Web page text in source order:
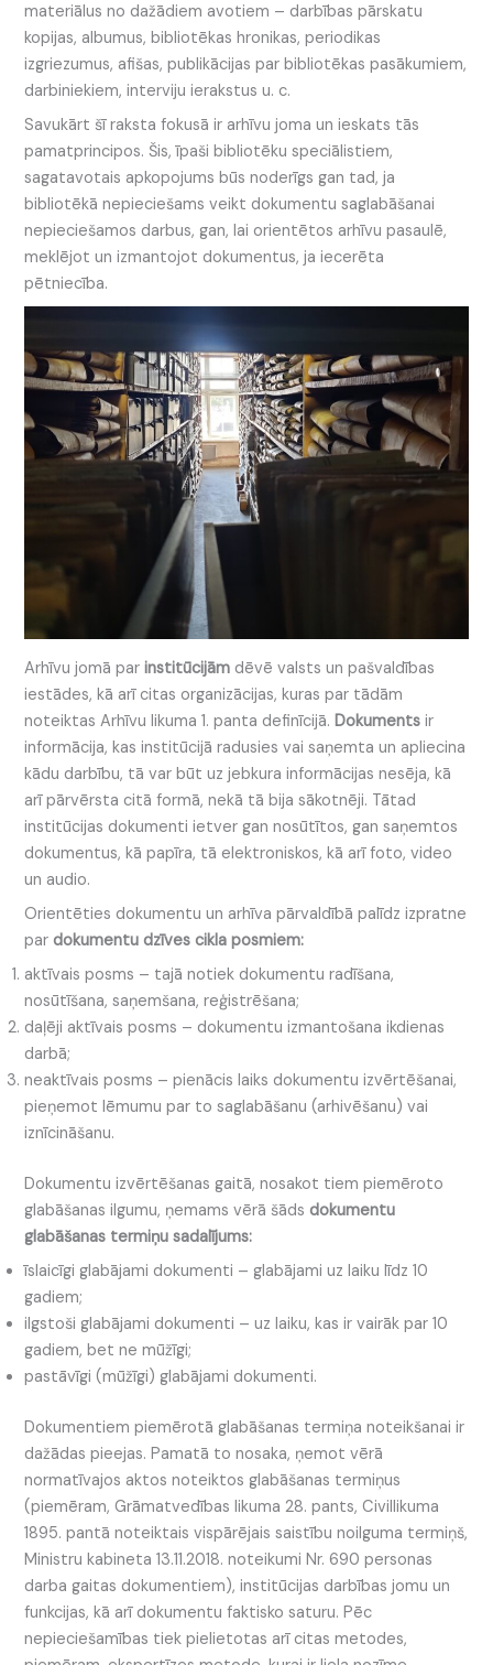
materiālus no dažādiem avotiem – darbības pārskatu
kopijas, albumus, bibliotēkas hronikas, periodikas
izgriezumus, afišas, publikācijas par bibliotēkas pasākumiem,
darbiniekiem, interviju ierakstus u. c.
Savukārt šī raksta fokusā ir arhīvu joma un ieskats tās
pamatprincipos. Šis, īpaši bibliotēku speciālistiem,
sagatavotais apkopojums būs noderīgs gan tad, ja
bibliotēkā nepieciešams veikt dokumentu saglabāšanai
nepieciešamos darbus, gan, lai orientētos arhīvu pasaulē,
meklējot un izmantojot dokumentus, ja iecerēta
pētniecība.
Arhīvu jomā parinstitūcijām dēvē valsts un pašvaldības
iestādes, kā arī citas organizācijas, kuras par tādām
noteiktas Arhīvu likuma 1. panta definīcijā. Dokuments ir
informācija, kas institūcijā radusies vai saņemta un apliecina
kādu darbību, tā var būt uz jebkura informācijas nesēja, kā
arī pārvērsta citā formā, nekā tā bija sākotnēji. Tātad
institūcijas dokumenti ietver gan nosūtītos, gan saņemtos
dokumentus, kā papīra, tā elektroniskos, kā arī foto, video
un audio.
Orientēties dokumentu un arhīva pārvaldībā palīdz izpratne
pardokumentu dzīves cikla posmiem:
aktīvais posms – tajā notiek dokumentu radīšana,
nosūtīšana, saņemšana, reģistrēšana;
daļēji aktīvais posms – dokumentu izmantošana ikdienas
darbā;
neaktīvais posms – pienācis laiks dokumentu izvērtēšanai,
pieņemot lēmumu par to saglabāšanu (arhivēšanu) vai
iznīcināšanu.
Dokumentu izvērtēšanas gaitā, nosakot tiem piemēroto
glabāšanas ilgumu, ņemams vērā šādsdokumentu
glabāšanas termiņu sadalījums:
īslaicīgi glabājami dokumenti – glabājami uz laiku līdz 10
gadiem;
ilgstoši glabājami dokumenti – uz laiku, kas ir vairāk par 10
gadiem, bet ne mūžīgi;
pastāvīgi (mūžīgi) glabājami dokumenti.
Dokumentiem piemērotā glabāšanas termiņa noteikšanai ir
dažādas pieejas. Pamatā to nosaka, ņemot vērā
normatīvajos aktos noteiktos glabāšanas termiņus
(piemēram, Grāmatvedības likuma 28. pants, Civillikuma
1895. pantā noteiktais vispārējais saistību noilguma termiņš,
Ministru kabineta 13.11.2018. noteikumi Nr. 690 personas
darba gaitas dokumentiem), institūcijas darbības jomu un
funkcijas, kā arī dokumentu faktisko saturu. Pēc
nepieciešamības tiek pielietotas arī citas metodes,